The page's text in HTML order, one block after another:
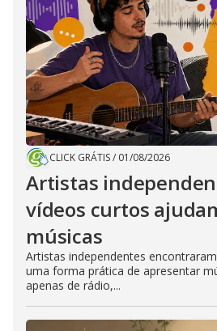
CLICK GRÁTIS/ 01/08/2026
Artistas
vídeos curtos
músicas
Artistas independentes
uma forma prática de apresentar
apenas de rádio,...